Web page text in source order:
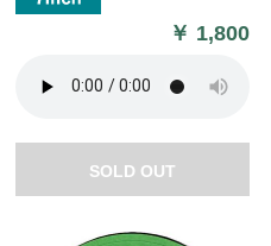
￥ 1,800
SOLD OUT